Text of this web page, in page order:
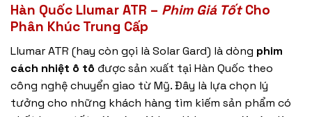
Hàn Quốc Llumar ATR – Phim Giá TốtCho
Phân Khúc Trung Cấp
Llumar ATR (hay còn gọi là Solar Gard) là dòng phim
cách nhiệt ô tô được sản xuất tại Hàn Quốc theo
công nghệ chuyển giao từ Mỹ. Đây là lựa chọn lý
tưởng cho những khách hàng tìm kiếm sản phẩm có